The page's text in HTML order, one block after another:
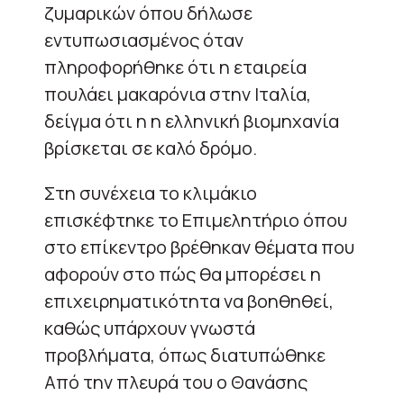
ζυμαρικών όπου δήλωσε
εντυπωσιασμένος όταν
πληροφορήθηκε ότι η εταιρεία
πουλάει μακαρόνια στην Ιταλία,
δείγμα ότι η η ελληνική βιομηχανία
βρίσκεται σε καλό δρόμο.
Στη συνέχεια το κλιμάκιο
επισκέφτηκε το Επιμελητήριο όπου
στο επίκεντρο βρέθηκαν θέματα που
αφορούν στο πώς θα μπορέσει η
επιχειρηματικότητα να βοηθηθεί,
καθώς υπάρχουν γνωστά
προβλήματα, όπως διατυπώθηκε
Από την πλευρά του ο Θανάσης